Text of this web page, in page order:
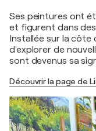
Ses peintures ont
et figurent dans
Installée sur la côte
d'explorer de
sont devenus sa
Découvrir la page de